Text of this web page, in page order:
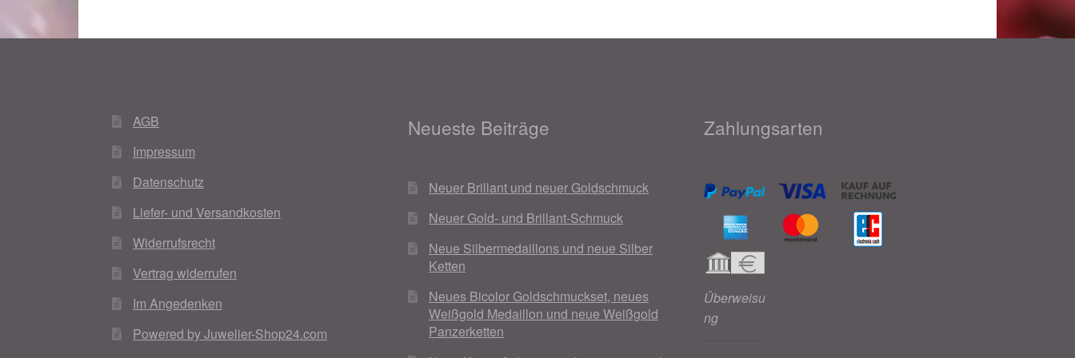
AGB
Impressum
Datenschutz
Liefer- und Versandkosten
Widerrufsrecht
Vertrag widerrufen
Im Angedenken
Powered by Juwelier-Shop24.com
Neueste Beiträge
Neuer Brillant und neuer Goldschmuck
Neuer Gold- und Brillant-Schmuck
Neue Silbermedaillons und neue Silber
Ketten
Neues Bicolor Goldschmuckset, neues
Weißgold Medaillon und neue Weißgold
Panzerketten
Zahlungsarten
Überweisu
ng